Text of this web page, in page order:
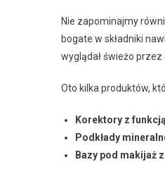
Nie zapominajmy
bogate w składniki
wyglądał świeżo przez
Oto kilka produktów,
Korektory z
Podkłady
Bazy pod makijaż